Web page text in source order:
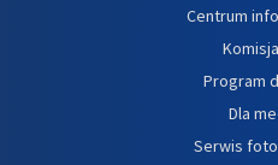
Centrum
Program
Dla
Serwis